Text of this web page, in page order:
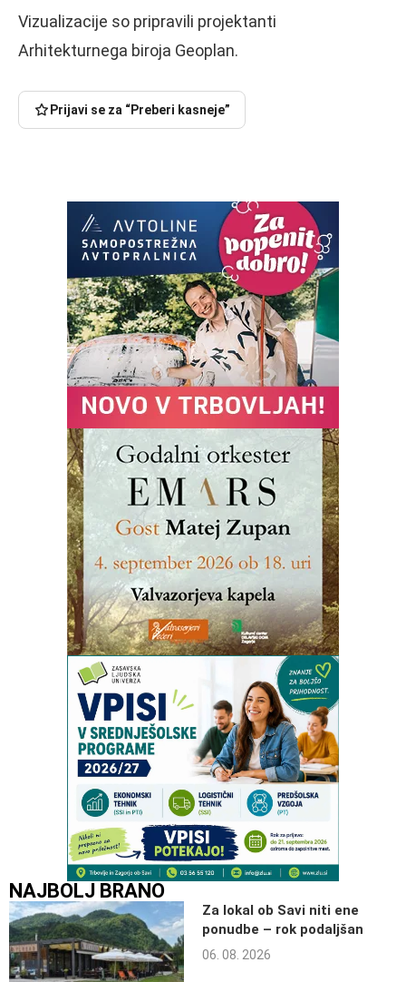
Vizualizacije so pripravili projektanti
Arhitekturnega biroja Geoplan.
Prijavi se za “Preberi kasneje”
NAJBOLJ BRANO
Za lokal ob Savi niti ene
ponudbe – rok podaljšan
06. 08. 2026